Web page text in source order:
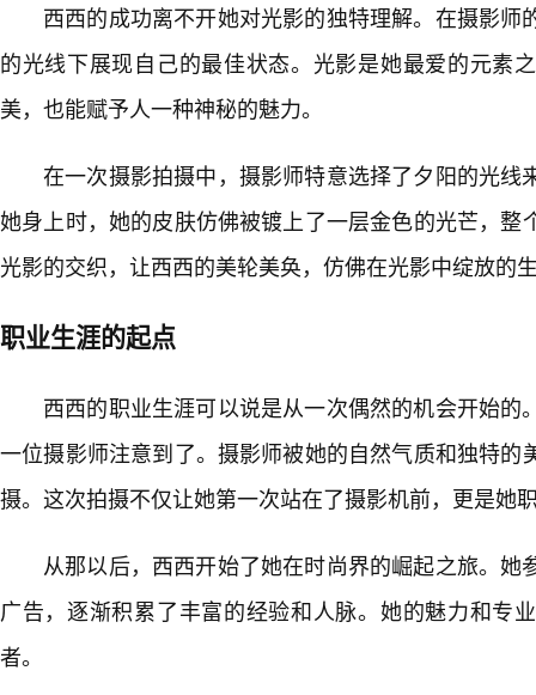
西西的成功离不开她对光影的独特理解。在摄影师
的光线下展现自己的最佳状态。光影是她最爱的元素
美，也能赋予人一种神秘的魅力。
在一次摄影拍摄中，摄影师特意选择了夕阳的光线
她身上时，她的皮肤仿佛被镀上了一层金色的光芒，整
光影的交织，让西西的美轮美奂，仿佛在光影中绽放的
职业生涯的起点
西西的职业生涯可以说是从一次偶然的机会开始的
一位摄影师注意到了。摄影师被她的自然气质和独特的
摄。这次拍摄不仅让她第一次站在了摄影机前，更是她
从那以后，西西开始了她在时尚界的崛起之旅。她
广告，逐渐积累了丰富的经验和人脉。她的魅力和专
者。